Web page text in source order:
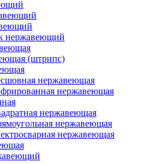
нержавеющий
(штрипс)
нержавеющая
нержавеющая
нержавеющая
нержавеющая
нержавеющая